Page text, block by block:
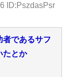
ID:PszdasPsr
であるサフ
たとか